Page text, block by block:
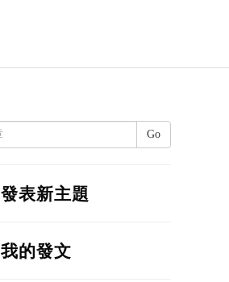
Go
發表新主題
我的發文